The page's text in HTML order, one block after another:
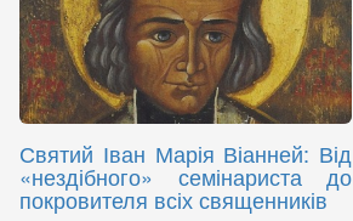
Святий Іван Марія Віанней: Від
«нездібного» семінариста до
покровителя всіх священників